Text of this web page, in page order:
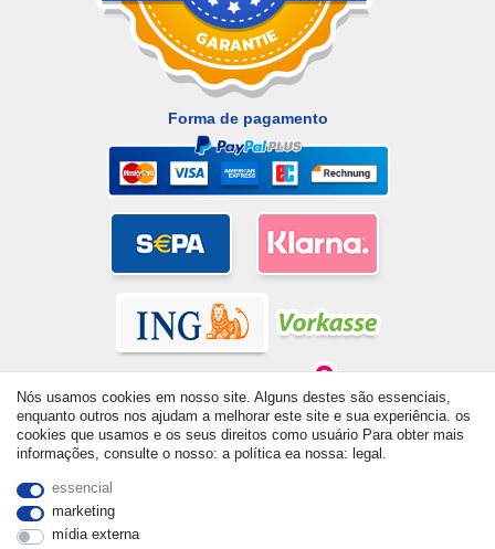
Forma de pagamento
© Copyright 2026 | Todos os direitos reservados. - All rights
| * Applies to deliveries to the UK!
Nós usamos cookies em nosso site. Alguns destes são essenciais,
enquanto outros nos ajudam a melhorar este site e sua experiência. os
cookies que usamos e os seus direitos como usuário Para obter mais
informações, consulte o nosso: a política ea nossa: legal.
essencial
marketing
mídia externa